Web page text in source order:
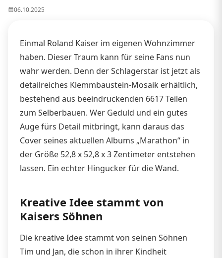
06.10.2025
Einmal Roland Kaiser im eigenen Wohnzimmer
haben. Dieser Traum kann für seine Fans nun
wahr werden. Denn der Schlagerstar ist jetzt als
detailreiches Klemmbaustein-Mosaik erhältlich,
bestehend aus beeindruckenden 6617 Teilen
zum Selberbauen. Wer Geduld und ein gutes
Auge fürs Detail mitbringt, kann daraus das
Cover seines aktuellen Albums „Marathon“ in
der Größe 52,8 x 52,8 x 3 Zentimeter entstehen
lassen. Ein echter Hingucker für die Wand.
Kreative Idee stammt von
Kaisers Söhnen
Die kreative Idee stammt von seinen Söhnen
Tim und Jan, die schon in ihrer Kindheit